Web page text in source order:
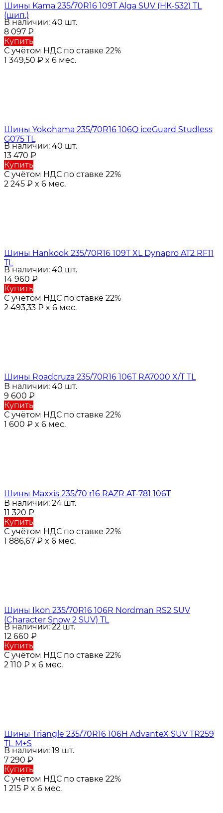
Шины Kama 235/70R16 109T Alga SUV (НК-532) TL
(шип.)
В наличии: 40 шт.
8 097 ₽
Купить
С учётом НДС по ставке 22%
1 349,50 ₽ x 6 мес.
Шины Yokohama 235/70R16 106Q iceGuard Studless
G075 TL
В наличии: 40 шт.
13 470 ₽
Купить
С учётом НДС по ставке 22%
2 245 ₽ x 6 мес.
Шины Hankook 235/70R16 109T XL Dynapro AT2 RF11
TL
В наличии: 40 шт.
14 960 ₽
Купить
С учётом НДС по ставке 22%
2 493,33 ₽ x 6 мес.
Шины Roadcruza 235/70R16 106T RA7000 X/T TL
В наличии: 40 шт.
9 600 ₽
Купить
С учётом НДС по ставке 22%
1 600 ₽ x 6 мес.
Шины Maxxis 235/70 r16 RAZR AT-781 106T
В наличии: 24 шт.
11 320 ₽
Купить
С учётом НДС по ставке 22%
1 886,67 ₽ x 6 мес.
Шины Ikon 235/70R16 106R Nordman RS2 SUV
(Character Snow 2 SUV) TL
В наличии: 22 шт.
12 660 ₽
Купить
С учётом НДС по ставке 22%
2 110 ₽ x 6 мес.
Шины Triangle 235/70R16 106H AdvanteX SUV TR259
TL M+S
В наличии: 19 шт.
7 290 ₽
Купить
С учётом НДС по ставке 22%
1 215 ₽ x 6 мес.